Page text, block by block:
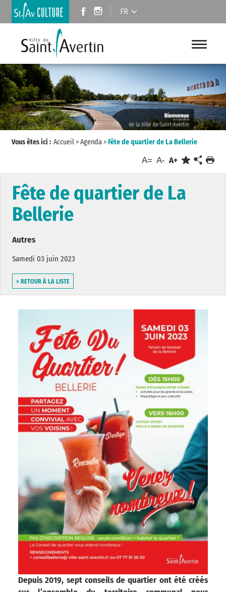
FR
Vous êtes ici : Accueil>Agenda>Fête de quartier de La Bellerie
A= A- A+
Fête de quartier de La
Bellerie
Autres
Samedi 03 juin 2023
> RETOUR À LA LISTE
Depuis 2019, sept conseils de quartier ont été créés